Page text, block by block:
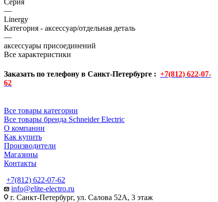
Серия
—
Linergy
Категория - аксессуар/отдельная деталь
—
аксессуары присоединений
Все характеристики
Заказать по телефону в Санкт-Петербурге : +7(812) 622-07-
62
Все товары категории
Все товары бренда Schneider Electric
О компании
Как купить
Производители
Магазины
Контакты
+7(812) 622-07-62
info@elite-electro.ru
г. Санкт-Петербург, ул. Салова 52А, 3 этаж